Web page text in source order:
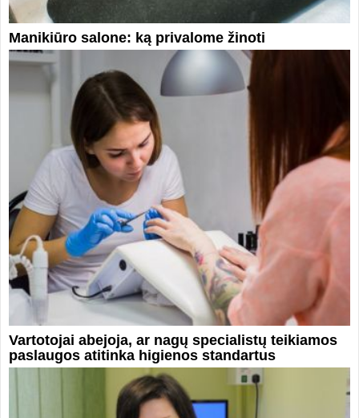
Manikiūro salone: ką privalome žinoti
Vartotojai abejoja, ar nagų specialistų teikiamos
paslaugos atitinka higienos standartus